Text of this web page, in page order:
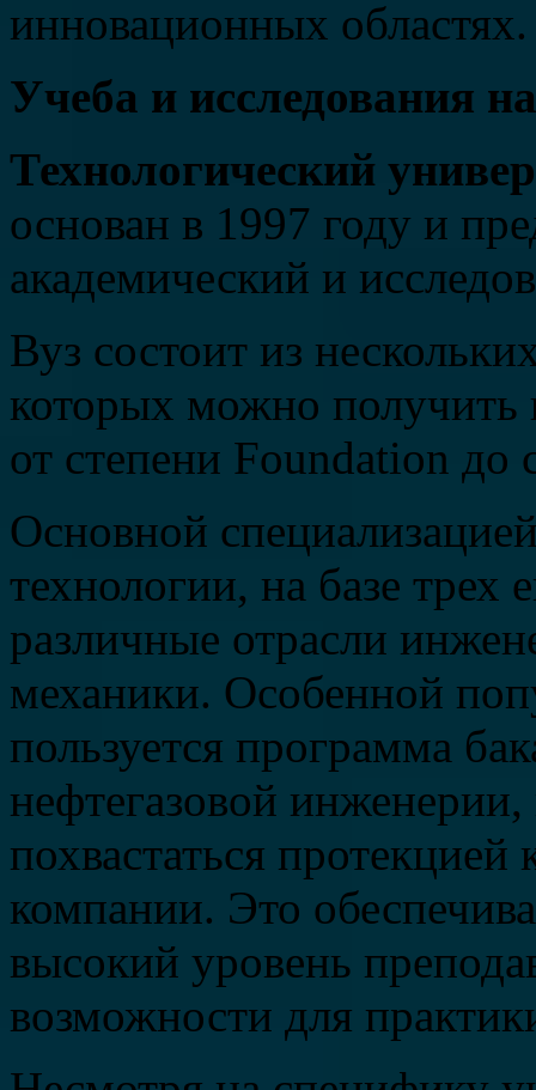
инновационных областях.
Учеба и исследования
Технологический
основан в 1997 году и
академический и
Вуз состоит из
которых можно получить
от степени Foundation до
Основной
технологии, на базе трех
различные отрасли
механики. Особенной
пользуется программа
нефтегазовой
похвастаться
компании. Это
высокий уровень
возможности для